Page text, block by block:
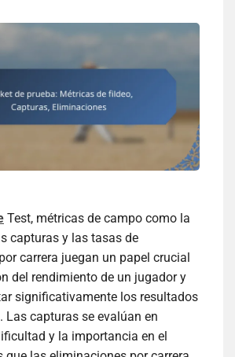
Test, métricas de campo como la
capturas y las tasas de
carrera juegan un papel crucial
del rendimiento de un jugador y
significativamente los resultados
Las capturas se evalúan en
y la importancia en el